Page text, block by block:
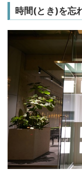
時間(とき)を忘